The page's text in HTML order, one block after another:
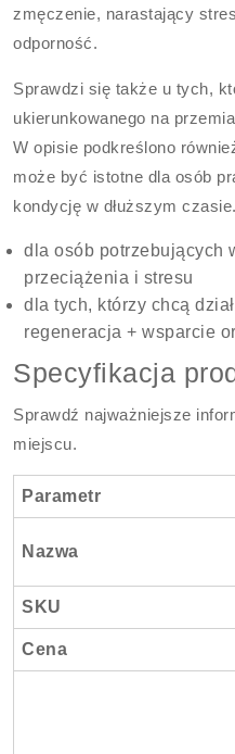
zmęczenie, narastający
odporność.
Sprawdzi się także u tych,
ukierunkowanego na
W opisie podkreślono
może być istotne dla osób
kondycję w dłuższym czasie.
dla osób potrzebujących
przeciążenia i stresu
dla tych, którzy chcą
regeneracja + wsparcie
Specyfikacja
Sprawdź najważniejsze
miejscu.
Parametr
Nazwa
SKU
Cena